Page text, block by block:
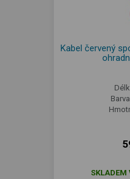
Kabel červený
SKLADEM